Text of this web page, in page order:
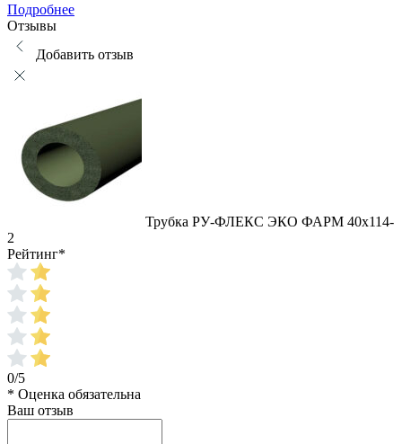
Подробнее
Отзывы
Добавить отзыв
Трубка РУ-ФЛЕКС ЭКО ФАРМ 40x114-
2
Рейтинг*
0/5
* Оценка обязательна
Ваш отзыв